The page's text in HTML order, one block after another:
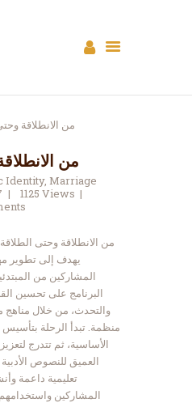
e.V.
النادي السوري نادي
من
Identity, Marriage
1125 Views
يهدف إلى تطوير
المشاركين من
البرنامج على تحسين
والتحدث، من خلال مناهج
منظمة. تبدأ الرحلة بتأسيس
الأساسية، ثم تتدرج
العميق للنصوص الأدبية
تعليمية داعمة
المشاركين